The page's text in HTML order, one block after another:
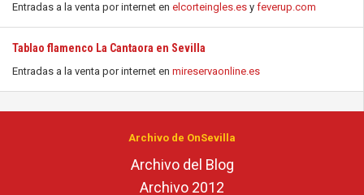
Entradas a la venta por internet en elcorteingles.es y feverup.com
Tablao flamenco La Cantaora en Sevilla
Entradas a la venta por internet en mireservaonline.es
Archivo de OnSevilla
Archivo del Blog
Archivo 2012